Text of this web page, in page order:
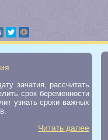
зачатия, рассчитать
срок беременности
узнать сроки важных
Читать далее